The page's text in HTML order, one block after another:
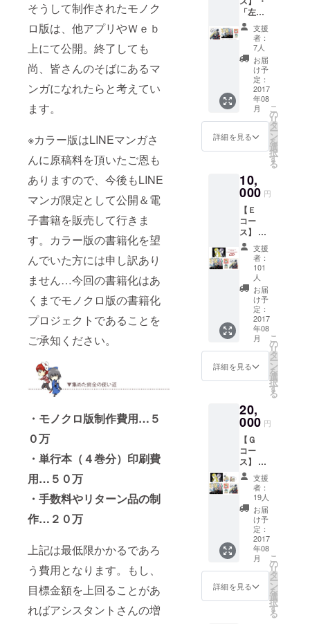
そうして制作されたモノク
ロ版は、他アプリやＷｅｂ
上にて公開。終了しても
尚、皆さんのそばにあるマ
ンガになれたらと考えてい
ます。
※カラー版はLINEマンガさ
んに原稿料を頂いたご恩も
ありますので、今後もLINE
マンガ限定として公開＆電
子書籍を販売して行きま
す。カラー版の書籍化を望
んでいた方には申し訳あり
ません…今回の書籍化はあ
くまでモノクロ版の書籍化
プロジェクトであることを
ご承知ください。
・モノクロ版制作費用…５
０万
・単行本（４巻分）印刷費
用…５０万
・手数料やリターン品の制
作…２０万
上記は最低限かかるであろ
う費用となります。もし、
目標金額を上回ることがあ
ればアシスタントさんの増
「左廻
しのオ
デッ
ト」単
行本
（全４
巻） ・
ＬＩＮ
Ｅスタ
ンプ16
種類 ・
サイン
色紙
（絵柄
ントで
す）
支援
者：
7人
お届
け予
定：
2017
年08
月
詳細を見る
こ
の
リ
タ
ー
ン
を
選
択
す
る
10,
000 円
【Ｅ
コー
ス】 ・
「左廻
しのオ
デッ
ト」単
行本
（全４
巻） ・
ＬＩＮ
Ｅスタ
ンプ16
種類 ・
サイン
ントで
す） ・
コンプ
リート
設定資
料集
「OD」
（非売
品／番
外編
「星ふ
る日の
夜物
語」収
録）
支援
者：
101
人
お届
け予
定：
2017
年08
月
詳細を見る
こ
の
リ
タ
ー
ン
を
選
択
す
る
20,
000 円
【Ｇ
コー
ス】 ・
「左廻
しのオ
デッ
ト」サ
イン入
り単行
本（全
４巻）
・ＬＩ
ＮＥス
タンプ
16種類
・サイ
支援
者：
19人
お届
け予
定：
2017
年08
月
詳細を見る
こ
の
リ
タ
ー
ン
を
選
択
す
る